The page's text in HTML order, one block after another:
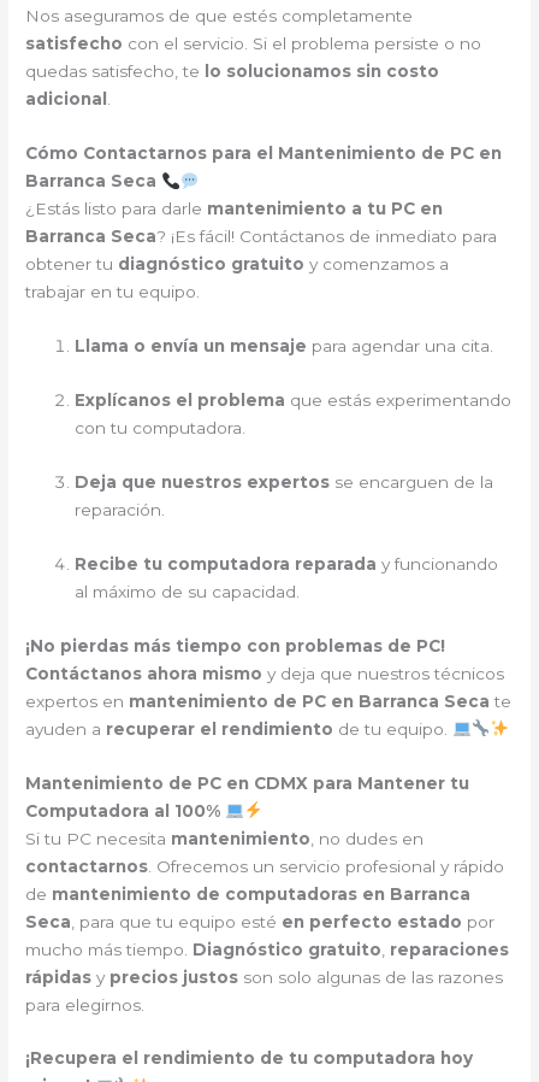
Nos aseguramos de que estés completamente
satisfecho con el servicio. Si el problema persiste o no
quedas satisfecho, te
lo solucionamos sin costo
adicional .
Cómo Contactarnos para el Mantenimiento de PC en
Barranca Seca
¿Estás listo para darle mantenimiento a tu PC en
Barranca Seca? ¡Es fácil! Contáctanos de inmediato para
obtener tu diagnóstico gratuito y comenzamos a
trabajar en tu equipo.
Llama o envía un mensaje para agendar una cita.
Explícanos el problema que estás experimentando
con tu computadora.
Deja que nuestros expertos se encarguen de la
reparación.
Recibe tu computadora reparada y funcionando
al máximo de su capacidad.
¡No pierdas más tiempo con problemas de PC!
Contáctanos ahora mismo y deja que nuestros técnicos
expertos en mantenimiento de PC en Barranca Seca te
ayuden a recuperar el rendimiento de tu equipo.
Mantenimiento de PC en CDMX para Mantener tu
Computadora al 100%
Si tu PC necesita mantenimiento , no dudes en
contactarnos . Ofrecemos un servicio profesional y rápido
de mantenimiento de computadoras en Barranca
Seca , para que tu equipo esté en perfecto estado por
mucho más tiempo. Diagnóstico gratuito reparaciones
rápidas y precios justos son solo algunas de las razones
para elegirnos.
¡Recupera el rendimiento de tu computadora hoy